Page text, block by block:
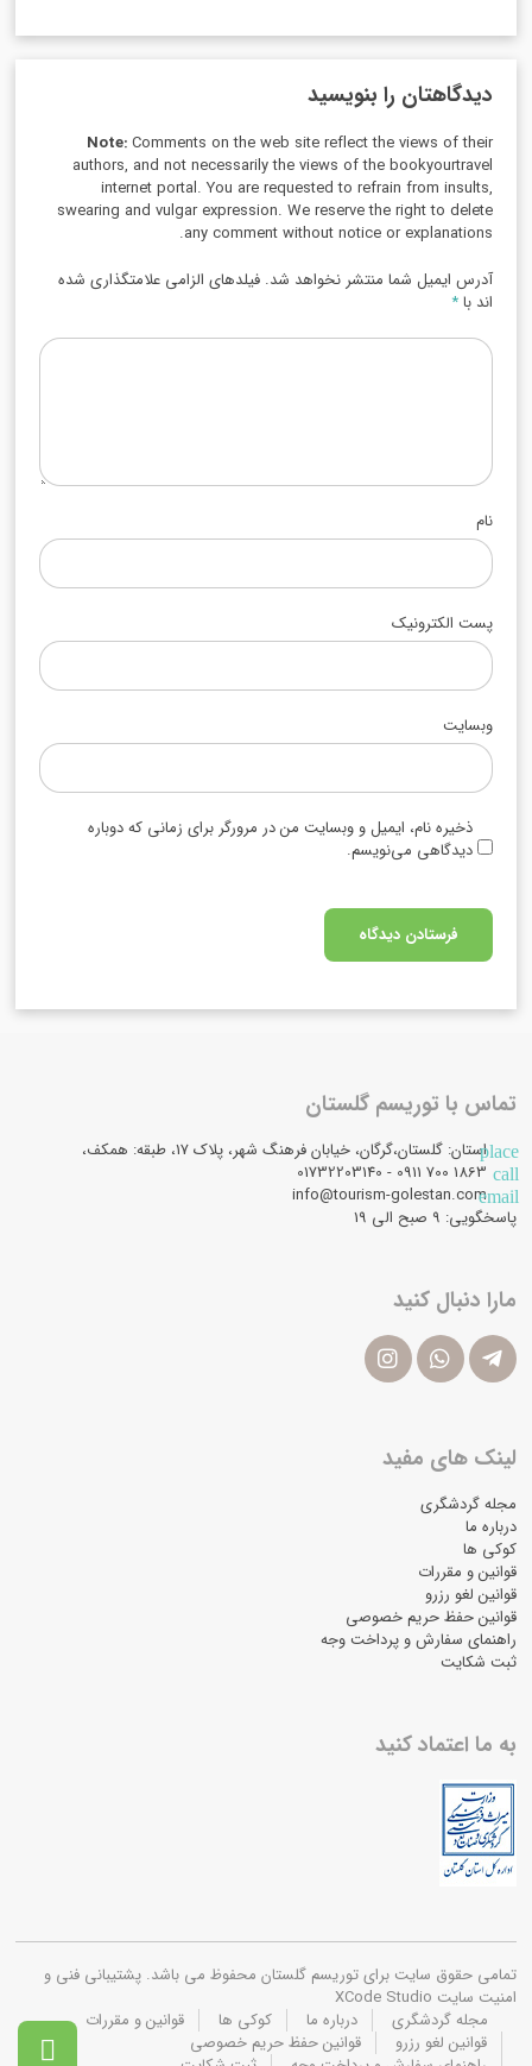
دیدگاهتان را بنویسید
Note:Comments on the web site reflect the views of their
authors, and not necessarily the views of the bookyourtravel
internet portal. You are requested to refrain from insults,
swearing and vulgar expression. We reserve the right to delete
any comment without notice or explanations.
آدرس ایمیل شما منتشر نخواهد شد. فیلدهای الزامی علامتگذاری شده
اند با*
نام
پست الکترونیک
وبسایت
ذخیره نام، ایمیل و وبسایت من در مرورگر برای زمانی که دوباره
دیدگاهی می‌نویسم.

تماس با توریسم گلستان
placeاستان: گلستان،گرگان، خیابان فرهنگ شهر، پلاک 17، طبقه: همکف،
call
email
info@tourism-golestan.com
پاسخگویی: ۹ صبح الی 19
مارا دنبال کنید
لینک های مفید
مجله گردشگری
درباره ما
کوکی ها
قوانین و مقررات
قوانین لغو رزرو
قوانین حفظ حریم خصوصی
راهنمای سفارش و پرداخت وجه
ثبت شکایت
به ما اعتماد کنید
تمامی حقوق سایت برای توریسم گلستان محفوظ می باشد. پشتیبانی فنی و
امنیت سایت XCode Studio
مجله گردشگری
درباره ما کوکی ها
قوانین و مقررات
قوانین لغو رزرو
قوانین حفظ حریم خصوصی